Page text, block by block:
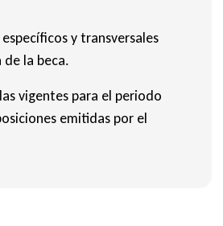
y transversales
la beca.
vigentes para el periodo
emitidas por el